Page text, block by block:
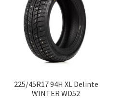
225/45R17 94H XL Delinte
WINTER WD52